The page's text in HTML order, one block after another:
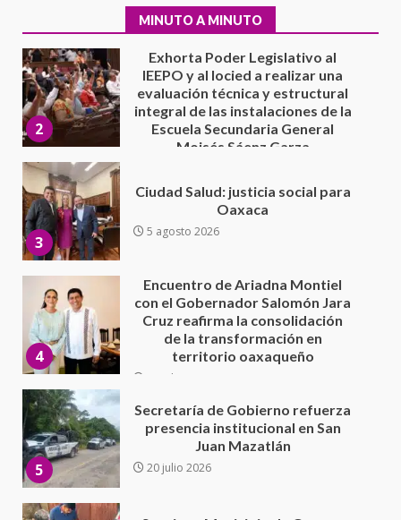
MINUTO A MINUTO
Escuela Secundaria General
Moisés Sáenz Garza
5 agosto 2026
3
Ciudad Salud: justicia social para
Oaxaca
5 agosto 2026
4
con el Gobernador Salomón Jara
Cruz reafirma la consolidación
de la transformación en
5
Secretaría de Gobierno refuerza
presencia institucional en San
Juan Mazatlán
20 julio 2026
6
Sanciona Municipio de Oaxaca
de Juárez caso de maltrato
animal tras denuncia ciudadana
16 julio 2026